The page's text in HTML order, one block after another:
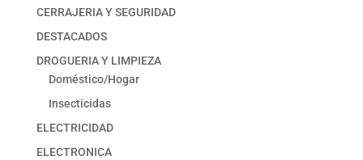
CERRAJERIA Y SEGURIDAD
DESTACADOS
DROGUERIA Y LIMPIEZA
Doméstico/Hogar
Insecticidas
ELECTRICIDAD
ELECTRONICA